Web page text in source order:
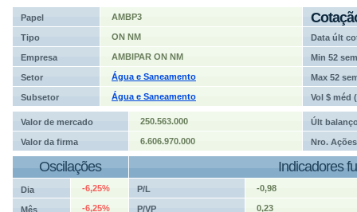
Papel AMBP3
Tipo ON NM Data últ
Empresa AMBIPAR ON NM Min 52 sem
Setor Água e Saneamento Max 52
Subsetor Água e Saneamento Vol $ méd
Valor de mercado 250.563.000 Últ
Valor da firma 6.606.970.000 Nro. Ações
Oscilações Indicadores
Dia -6,25% P/L -0,98
Mês -6,25% P/VP 0,23